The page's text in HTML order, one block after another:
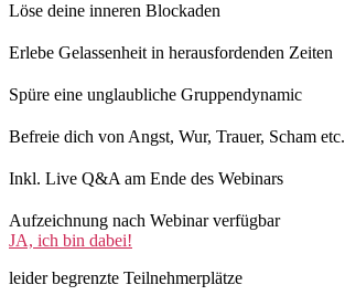
Löse deine inneren Blockaden
Erlebe Gelassenheit in herausfordenden Zeiten
Spüre eine unglaubliche Gruppendynamic
Befreie dich von Angst, Wur, Trauer, Scham etc.
Inkl. Live Q&A am Ende des Webinars
Aufzeichnung nach Webinar verfügbar
JA, ich bin dabei!
leider begrenzte Teilnehmerplätze